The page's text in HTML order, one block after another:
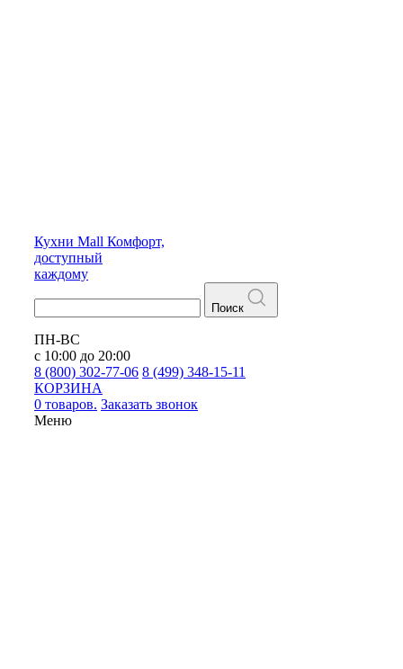
Кухни Mall Комфорт,
доступный
каждому
Поиск
ПН-ВС
с 10:00 до 20:00
8 (800) 302-77-06 8 (499) 348-15-11
КОРЗИНА
0 товаров. Заказать звонок
Меню